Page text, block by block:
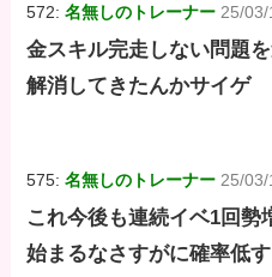
572:名無しのトレーナー 25/
金スキル完走しない問題
解消してきたんかサイゲ
575:名無しのトレーナー 25/
これ今後も連続イベ1回
始まるなさすがに確率低